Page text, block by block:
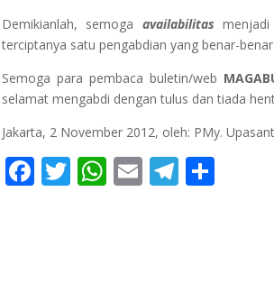
Demikianlah, semoga availabilitas
terciptanya satu pengabdian yang benar-
Semoga para pembaca buletin/web
selamat mengabdi dengan tulus dan tiada
Jakarta, 2 November 2012, oleh: PMy.
F T W E T S